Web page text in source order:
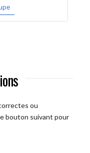
ou
bouton suivant pour